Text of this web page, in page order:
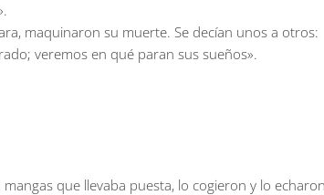
maquinaron su muerte. Se decían unos a otros:
veremos en qué paran sus sueños».
que llevaba puesta, lo cogieron y lo